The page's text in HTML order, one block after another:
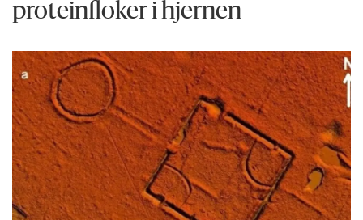
proteinfloker i hjernen